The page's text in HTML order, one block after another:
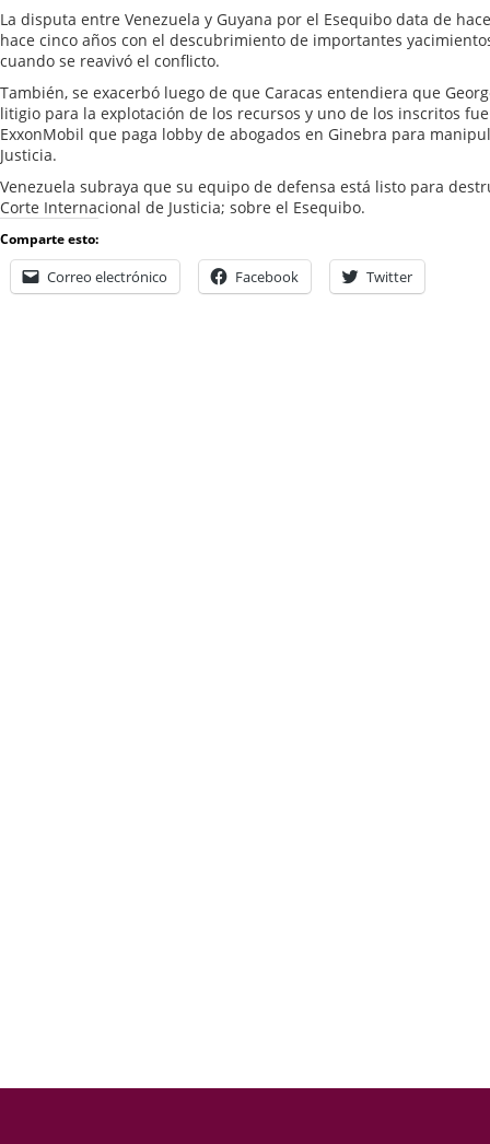
La disputa entre Venezuela y Guyana por el Esequibo data de
hace cinco años con el descubrimiento de importantes
cuando se reavivó el conflicto.
También, se exacerbó luego de que Caracas entendiera que
litigio para la explotación de los recursos y uno de los inscritos
ExxonMobil que paga lobby de abogados en Ginebra para
Justicia.
Venezuela subraya que su equipo de defensa está listo para
Corte Internacional de Justicia; sobre el Esequibo.
Comparte esto:
Correo electrónico Facebook Twitter